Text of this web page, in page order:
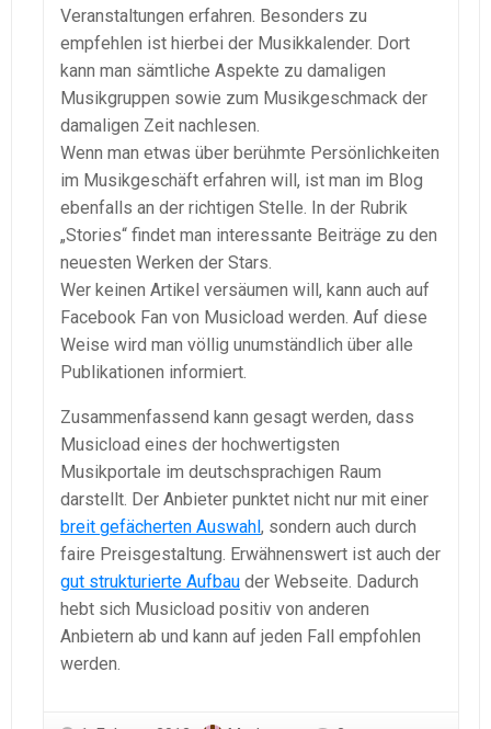
Veranstaltungen erfahren. Besonders zu
empfehlen ist hierbei der Musikkalender. Dort
kann man sämtliche Aspekte zu damaligen
Musikgruppen sowie zum Musikgeschmack der
damaligen Zeit nachlesen.
Wenn man etwas über berühmte Persönlichkeiten
im Musikgeschäft erfahren will, ist man im Blog
ebenfalls an der richtigen Stelle. In der Rubrik
„Stories“ findet man interessante Beiträge zu den
neuesten Werken der Stars.
Wer keinen Artikel versäumen will, kann auch auf
Facebook Fan von Musicload werden. Auf diese
Weise wird man völlig unumständlich über alle
Publikationen informiert.
Zusammenfassend kann gesagt werden, dass
Musicload eines der hochwertigsten
Musikportale im deutschsprachigen Raum
darstellt. Der Anbieter punktet nicht nur mit einer
breit gefächerten Auswahl, sondern auch durch
faire Preisgestaltung. Erwähnenswert ist auch der
gut strukturierte Aufbau der Webseite. Dadurch
hebt sich Musicload positiv von anderen
Anbietern ab und kann auf jeden Fall empfohlen
werden.